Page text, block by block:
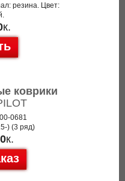
резина. Цвет:
к.
коврики
0681
) (3 ряд)
к.